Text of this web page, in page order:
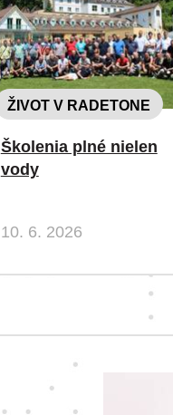
ŽIVOT V RADETONE
Školenia plné nielen
vody
10. 6. 2026